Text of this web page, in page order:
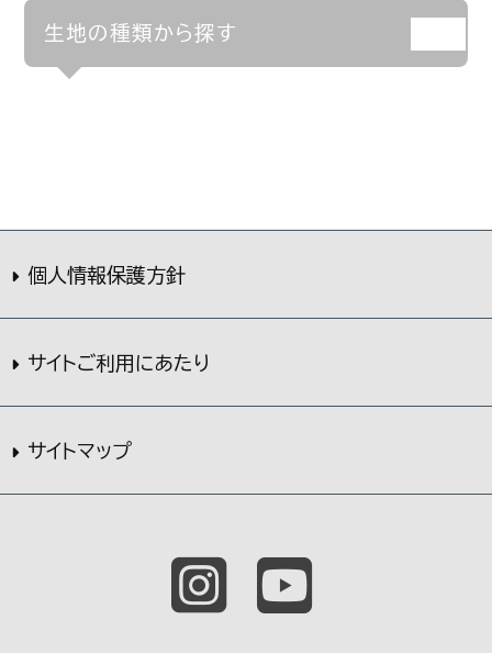
生地の種類から探す
個人情報保護方針
サイトご利用にあたり
サイトマップ